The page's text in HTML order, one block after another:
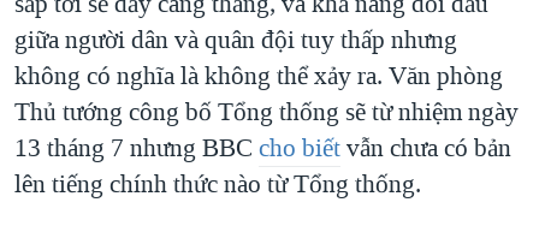
giữa người dân và quân đội tuy thấp nhưng
không có nghĩa là không thể xảy ra. Văn phòng
Thủ tướng công bố Tổng thống sẽ từ nhiệm ngày
13 tháng 7 nhưng BBC cho biếtvẫn chưa có bản
lên tiếng chính thức nào từ Tổng thống.